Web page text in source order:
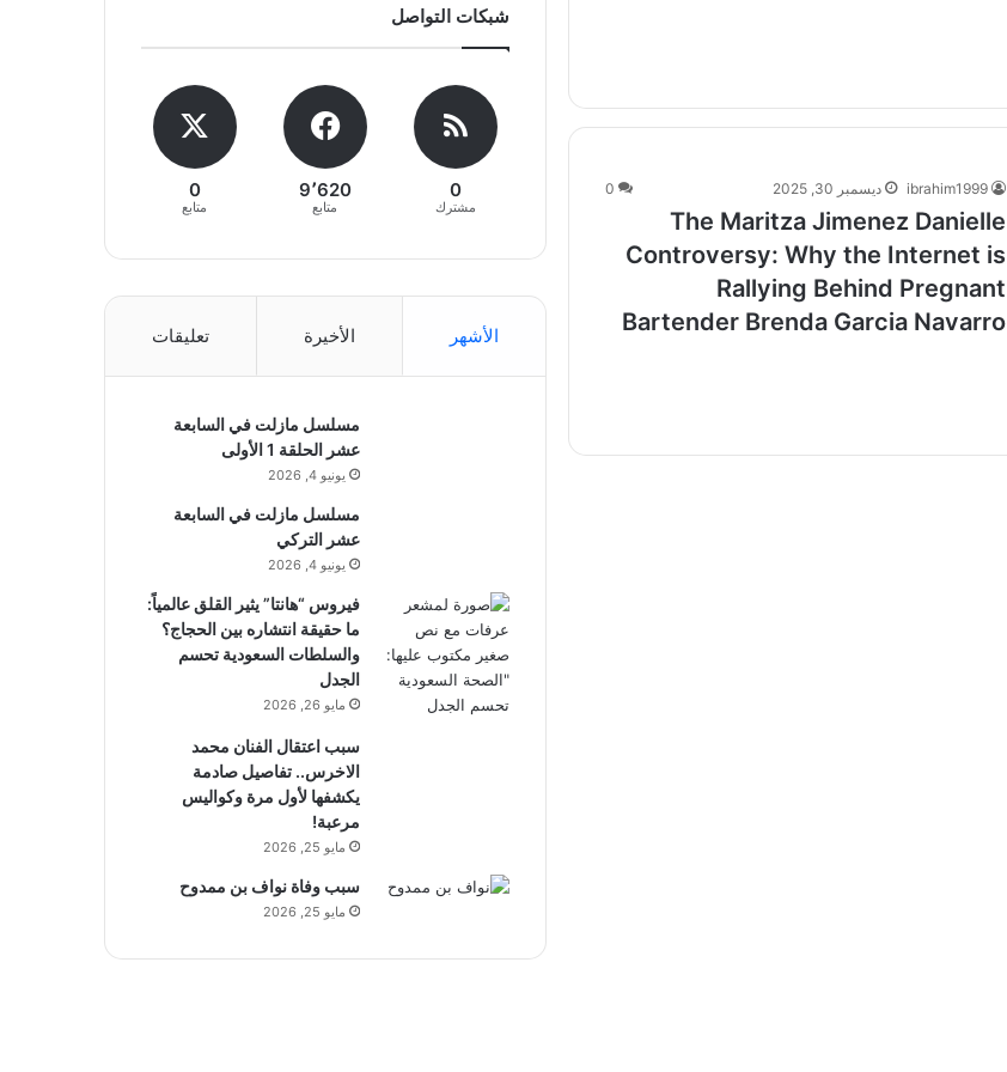
ibrahim1999 ديسمبر 30, 2025 0
The Maritza Jimenez Danielle
Controversy: Why the Internet is
Rallying Behind Pregnant
Bartender Brenda Garcia Navarro
شبكات التواصل
0
مشترك
9٬620
متابع
0
متابع
الأشهر الأخيرة تعليقات
مسلسل مازلت في السابعة
عشر الحلقة 1 الأولى
يونيو 4, 2026
مسلسل مازلت في السابعة
عشر التركي
يونيو 4, 2026
فيروس “هانتا” يثير القلق عالمياً:
ما حقيقة انتشاره بين الحجاج؟
والسلطات السعودية تحسم
الجدل
مايو 26, 2026
سبب اعتقال الفنان محمد
الاخرس.. تفاصيل صادمة
يكشفها لأول مرة وكواليس
مرعبة!
مايو 25, 2026
سبب وفاة نواف بن ممدوح
مايو 25, 2026